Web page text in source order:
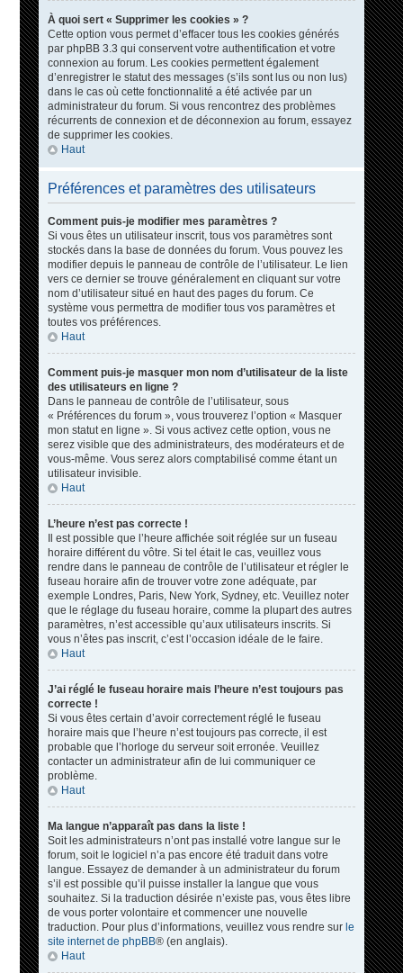
À quoi sert « Supprimer les cookies » ?
Cette option vous permet d’effacer tous les cookies générés
par phpBB 3.3 qui conservent votre authentification et votre
connexion au forum. Les cookies permettent également
d’enregistrer le statut des messages (s’ils sont lus ou non lus)
dans le cas où cette fonctionnalité a été activée par un
administrateur du forum. Si vous rencontrez des problèmes
récurrents de connexion et de déconnexion au forum, essayez
de supprimer les cookies.
Haut
Préférences et paramètres des utilisateurs
Comment puis-je modifier mes paramètres ?
Si vous êtes un utilisateur inscrit, tous vos paramètres sont
stockés dans la base de données du forum. Vous pouvez les
modifier depuis le panneau de contrôle de l’utilisateur. Le lien
vers ce dernier se trouve généralement en cliquant sur votre
nom d’utilisateur situé en haut des pages du forum. Ce
système vous permettra de modifier tous vos paramètres et
toutes vos préférences.
Haut
Comment puis-je masquer mon nom d’utilisateur de la liste
des utilisateurs en ligne ?
Dans le panneau de contrôle de l’utilisateur, sous
« Préférences du forum », vous trouverez l’option « Masquer
mon statut en ligne ». Si vous activez cette option, vous ne
serez visible que des administrateurs, des modérateurs et de
vous-même. Vous serez alors comptabilisé comme étant un
utilisateur invisible.
Haut
L’heure n’est pas correcte !
Il est possible que l’heure affichée soit réglée sur un fuseau
horaire différent du vôtre. Si tel était le cas, veuillez vous
rendre dans le panneau de contrôle de l’utilisateur et régler le
fuseau horaire afin de trouver votre zone adéquate, par
exemple Londres, Paris, New York, Sydney, etc. Veuillez noter
que le réglage du fuseau horaire, comme la plupart des autres
paramètres, n’est accessible qu’aux utilisateurs inscrits. Si
vous n’êtes pas inscrit, c’est l’occasion idéale de le faire.
Haut
J’ai réglé le fuseau horaire mais l’heure n’est toujours pas
correcte !
Si vous êtes certain d’avoir correctement réglé le fuseau
horaire mais que l’heure n’est toujours pas correcte, il est
probable que l’horloge du serveur soit erronée. Veuillez
contacter un administrateur afin de lui communiquer ce
problème.
Haut
Ma langue n’apparaît pas dans la liste !
Soit les administrateurs n’ont pas installé votre langue sur le
forum, soit le logiciel n’a pas encore été traduit dans votre
langue. Essayez de demander à un administrateur du forum
s’il est possible qu’il puisse installer la langue que vous
souhaitez. Si la traduction désirée n’existe pas, vous êtes libre
de vous porter volontaire et commencer une nouvelle
traduction. Pour plus d’informations, veuillez vous rendre sur le
site internet de phpBB® (en anglais).
Haut